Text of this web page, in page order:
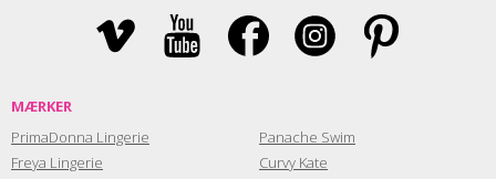
MÆRKER
PrimaDonna Lingerie
Freya Lingerie
Panache Swim
Curvy Kate